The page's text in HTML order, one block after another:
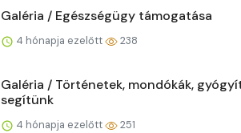
Galéria / Egészségügy támogatása
4 hónapja ezelőtt 238
Galéria / Történetek, mondókák,
segítünk
4 hónapja ezelőtt 251